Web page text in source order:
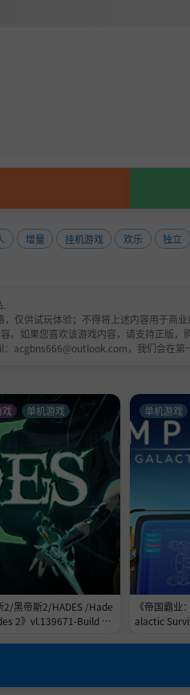
增量 挂机游戏 欢乐 独立
.
仅供试玩体验；不得将上述内容用于商
。如果您喜欢该游戏内容，请支持正版
acgbns666@outlook.com，我们会在第
2/黑帝斯2/HADES /Hade
2》vl.139671-Build 24
戏 单机游戏
《帝国霸业
alactic
单机游戏